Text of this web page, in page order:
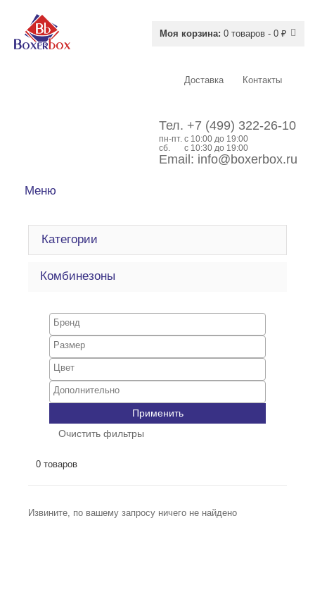
Моя корзина: 0 товаров - 0 ₽
Доставка Контакты
Тел. +7 (499) 322-26-10
пн-пт. c 10:00 до 19:00
сб.
с 10:30 до 19:00
Email: info@boxerbox.ru
Меню
Категории
Комбинезоны
Применить
Очистить фильтры
0 товаров
Извините, по вашему запросу ничего не найдено